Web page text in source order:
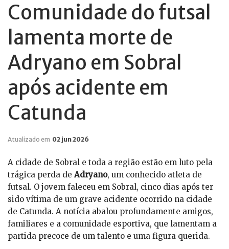
Comunidade do futsal
lamenta morte de
Adryano em Sobral
após acidente em
Catunda
Atualizado em 02 jun 2026
A cidade de Sobral e toda a região estão em luto pela
trágica perda de Adryano, um conhecido atleta de
futsal. O jovem faleceu em Sobral, cinco dias após ter
sido vítima de um grave acidente ocorrido na cidade
de Catunda. A notícia abalou profundamente amigos,
familiares e a comunidade esportiva, que lamentam a
partida precoce de um talento e uma figura querida.